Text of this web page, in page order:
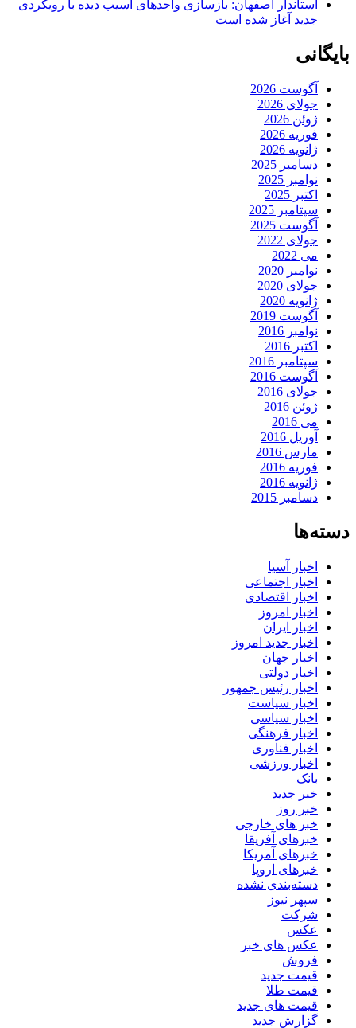
استاندار اصفهان: بازسازی واحدهای آسیب دیده با رویکردی
جدید آغاز شده است
بایگانی
آگوست 2026
جولای 2026
ژوئن 2026
فوریه 2026
ژانویه 2026
دسامبر 2025
نوامبر 2025
اکتبر 2025
سپتامبر 2025
آگوست 2025
جولای 2022
می 2022
نوامبر 2020
جولای 2020
ژانویه 2020
آگوست 2019
نوامبر 2016
اکتبر 2016
سپتامبر 2016
آگوست 2016
جولای 2016
ژوئن 2016
می 2016
آوریل 2016
مارس 2016
فوریه 2016
ژانویه 2016
دسامبر 2015
دسته‌ها
اخبار آسیا
اخبار اجتماعی
اخبار اقتصادی
اخبار امروز
اخبار ایران
اخبار جدید امروز
اخبار جهان
اخبار دولتی
اخبار رئیس جمهور
اخبار سیاست
اخبار سیاسی
اخبار فرهنگی
اخبار فناوری
اخبار ورزشی
بانک
خبر جدید
خبر روز
خبر های خارجی
خبرهای آفریقا
خبرهای آمریکا
خبرهای اروپا
دسته‌بندی نشده
سپهر نیوز
شرکت
عکس
عکس های خبر
فروش
قیمت جدید
قیمت طلا
قیمت های جدید
گزارش جدید